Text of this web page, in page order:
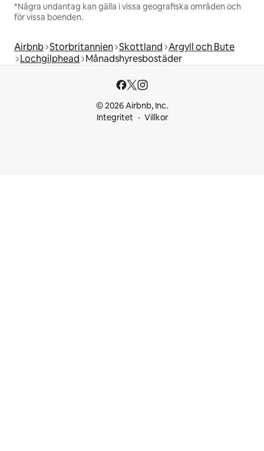
*Några undantag kan gälla i vissa geografiska områden och
för vissa boenden.
Airbnb Storbritannien Skottland Argyll och Bute
Lochgilphead Månadshyresbostäder
© 2026 Airbnb, Inc.
Integritet
Villkor